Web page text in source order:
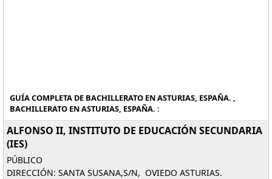
GUÍA COMPLETA DE BACHILLERATO EN ASTURIAS, ESPAÑA. ,
BACHILLERATO EN ASTURIAS, ESPAÑA. :
ALFONSO II, INSTITUTO DE EDUCACIÓN SECUNDARIA
(IES)
PÚBLICO
DIRECCIÓN: SANTA SUSANA,S/N, OVIEDO ASTURIAS.